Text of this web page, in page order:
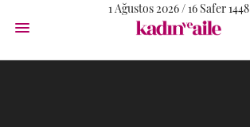
1 Ağustos 2026 / 16 Safer 1448